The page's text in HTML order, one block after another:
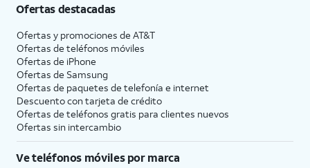
Ofertas destacadas
Ofertas y promociones de AT&T
Ofertas de teléfonos móviles
Ofertas de iPhone
Ofertas de Samsung
Ofertas de paquetes de telefonía e internet
Descuento con tarjeta de crédito
Ofertas de teléfonos gratis para clientes nuevos
Ofertas sin intercambio
Ve teléfonos móviles por marca